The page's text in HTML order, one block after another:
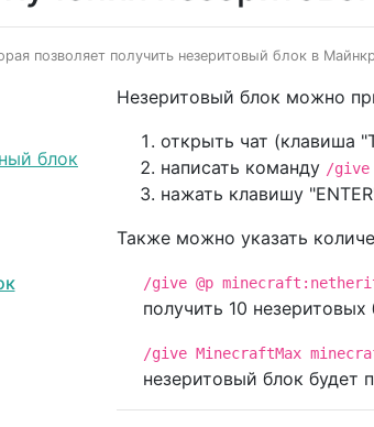
позволяет получить незеритовый блок в
Незеритовый блок можно
открыть чат (клавиша
написать команду /give
нажать клавишу
Также можно указать
/give @p
получить 10 незеритовых
/give MinecraftMax
незеритовый блок будет